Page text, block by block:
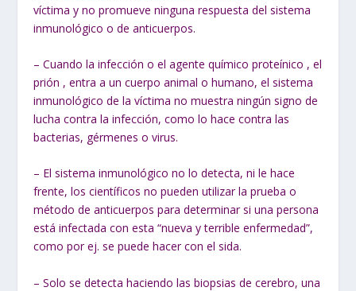
víctima y no promueve ninguna respuesta del sistema
inmunológico o de anticuerpos.
– Cuando la infección o el agente químico proteínico , el
prión , entra a un cuerpo animal o humano, el sistema
inmunológico de la víctima no muestra ningún signo de
lucha contra la infección, como lo hace contra las
bacterias, gérmenes o virus.
– El sistema inmunológico no lo detecta, ni le hace
frente, los científicos no pueden utilizar la prueba o
método de anticuerpos para determinar si una persona
está infectada con esta “nueva y terrible enfermedad”,
como por ej. se puede hacer con el sida.
– Solo se detecta haciendo las biopsias de cerebro, una